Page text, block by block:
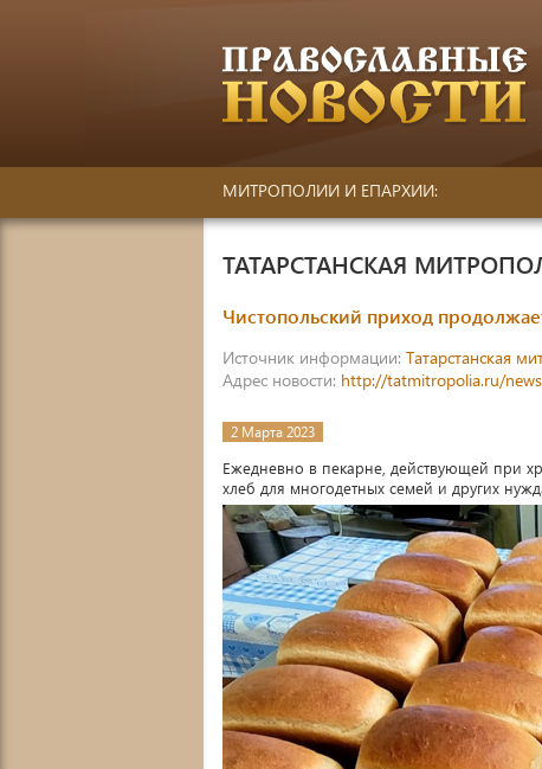
МИТРОПОЛИИ И ЕПАРХИИ:
ТАТАРСТАНСКАЯ
Чистопольский приход
Источник информации: Татарстанская
Адрес новости: http://tatmitropolia.ru/
2 Марта 2023
Ежедневно в пекарне, действующей при
хлеб для многодетных семей и других